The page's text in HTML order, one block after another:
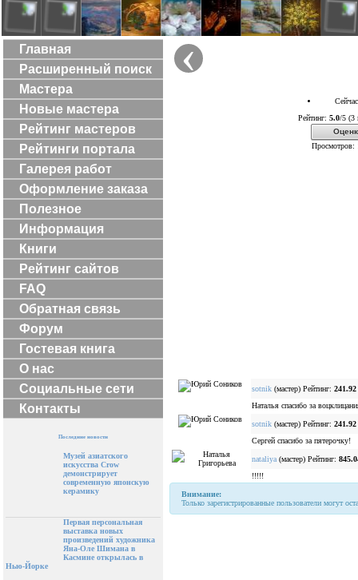
Главная
Расширенный поиск
Мастера
Новые мастера
Рейтинг мастеров
Рейтинги портала
Галерея работ
Оформление заказа
Полезное
Информация
Книги
Рейтинг сайтов
FAQ
Обратная связь
Форум
Гостевая книга
О нас
Социальные сети
Контакты
Последние новости
Музей азиатского
искусства Crow
демонстрирует
современную японскую
керамику
Первая персональная
выставка новых
произведений художника
Яна-Оле Шимана в
Касмине открылась в
Нью-Йорке
‹
Рейтинг: 5.0/5 (3
Просмотров:
sotnik (мастер) Рейтинг: 241.92
Наталья спасибо за
sotnik (мастер) Рейтинг: 241.92
Сергей спасибо за пятерочку!
nataliya (мастер) Рейтинг:
!!!!!
Внимание:
Только зарегистрированные пользователи могут